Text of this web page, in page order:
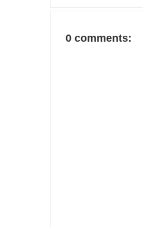
0 comments: